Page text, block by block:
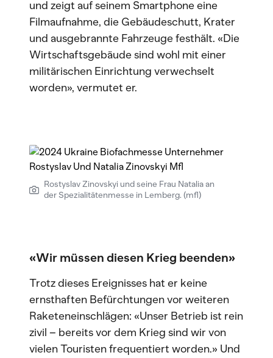
und zeigt auf seinem Smartphone eine
Filmaufnahme, die Gebäudeschutt, Krater
und ausgebrannte Fahrzeuge festhält. «Die
Wirtschaftsgebäude sind wohl mit einer
militärischen Einrichtung verwechselt
worden», vermutet er.
Rostyslav Zinovskyi und seine Frau Natalia an
der Spezialitätenmesse in Lemberg. (mfl)
«Wir müssen diesen Krieg beenden»
Trotz dieses Ereignisses hat er keine
ernsthaften Befürchtungen vor weiteren
Raketeneinschlägen: «Unser Betrieb ist rein
zivil – bereits vor dem Krieg sind wir von
vielen Touristen frequentiert worden.» Und